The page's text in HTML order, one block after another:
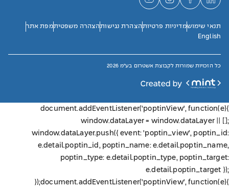
תנאי שימושמדיניות פרטיותהצהרת נגישותהצהרה משפטיתמפת אתר
English
כל הזכויות שמורות לקבוצת אשטרום בע"מ 2026
document.addEventListener('poptinView', function(e){
window.dataLayer = window.dataLayer || [];
window.dataLayer.push({ event: 'poptin_view', poptin_id:
e.detail.poptin_id, poptin_name: e.detail.poptin_name,
poptin_type: e.detail.poptin_type, poptin_target:
e.detail.poptin_target });
});document.addEventListener('poptinView', function(e){